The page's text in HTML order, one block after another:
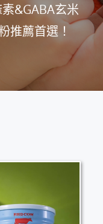
&GABA玄米
推薦首選！